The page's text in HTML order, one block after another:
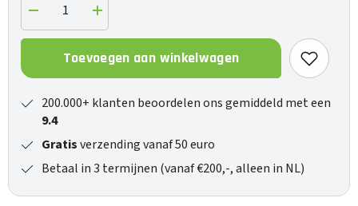
Verlaag
de
hoeveelheid
55UA73006LA
Verhoog
de
hoeveelheid
55UA73006LA
Toevoegen aan winkelwagen
200.000+ klanten beoordelen ons gemiddeld met een
9.4
Gratisverzending vanaf 50 euro
Betaal in 3 termijnen (vanaf €200,-, alleen in NL)